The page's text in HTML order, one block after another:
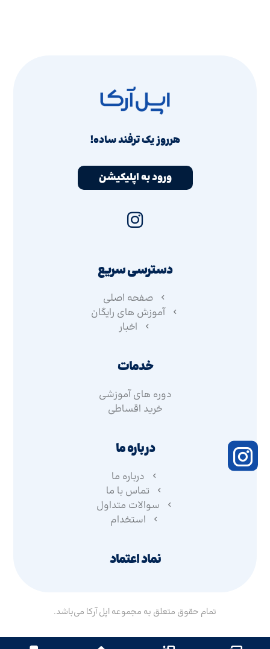
هرروز یک ترفند ساده!
ورود به اپلیکیشن
دسترسی سریع
صفحه اصلی
آموزش های رایگان
اخبار
خدمات
دوره های آموزشی
خرید اقساطی
درباره ما
درباره ما
تماس با ما
سوالات متداول
استخدام
نماد اعتماد
تمام حقوق متعلق به مجموعه اپل آرکا می‌باشد.